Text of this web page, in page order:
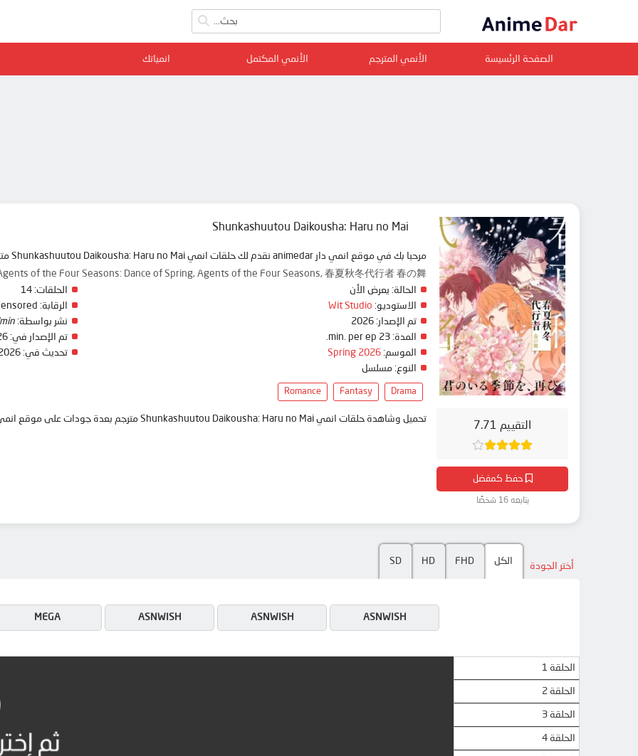
الصفحة الرئسيسة الأنمي المترجم الأنمي المكتمل انمياتك
التقييم 7.71
حفظ كمفضل
يتابعه 16 شخصًا
Shunkashuutou Daikousha: Haru no Mai
مرحبا بك في موقع انمي دار animedar نقدم لك حلقات انمي Shunkashuutou Daikousha: Haru no Mai مترجم عربي بجودة عالية على سرفرات متعددة, مشاهدة ممتعة
of the Four Seasons: Dance of Spring, Agents of the Four Seasons, 春夏秋冬代行者 春の舞
الحالة: يعرض الأن
الاستوديو: Wit Studio
تم الإصدار:
المدة:
الموسم: Spring 2026
النوع: مسلسل
الحلقات:
الرقابة:
نشر بواسطة:
تم الإصدار في:
تحديث في:
Drama
Fantasy
Romance
تحميل وشاهدة حلقات انمي Shunkashuutou Daikousha: Haru no Mai مترجم بعدة جودات على موقع انمي دار - animedar
أختر الجودة الكل FHD
HD
SD
ASNWISH
ASNWISH
ASNWISH
MEGA
الحلقة 1
الحلقة 2
الحلقة 3
الحلقة 4